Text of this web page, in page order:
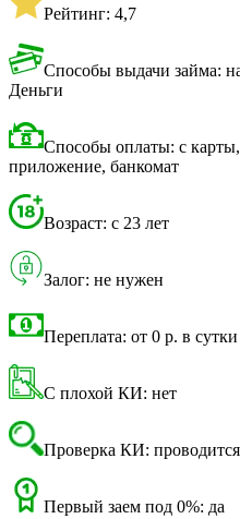
Рейтинг: 4,7
Способы выдачи займа:
Деньги
Способы оплаты: с
приложение, банкомат
Возраст: с 23 лет
Залог: не нужен
Переплата: от 0 р. в сутки
С плохой КИ: нет
Проверка КИ: проводится
Первый заем под 0%: да